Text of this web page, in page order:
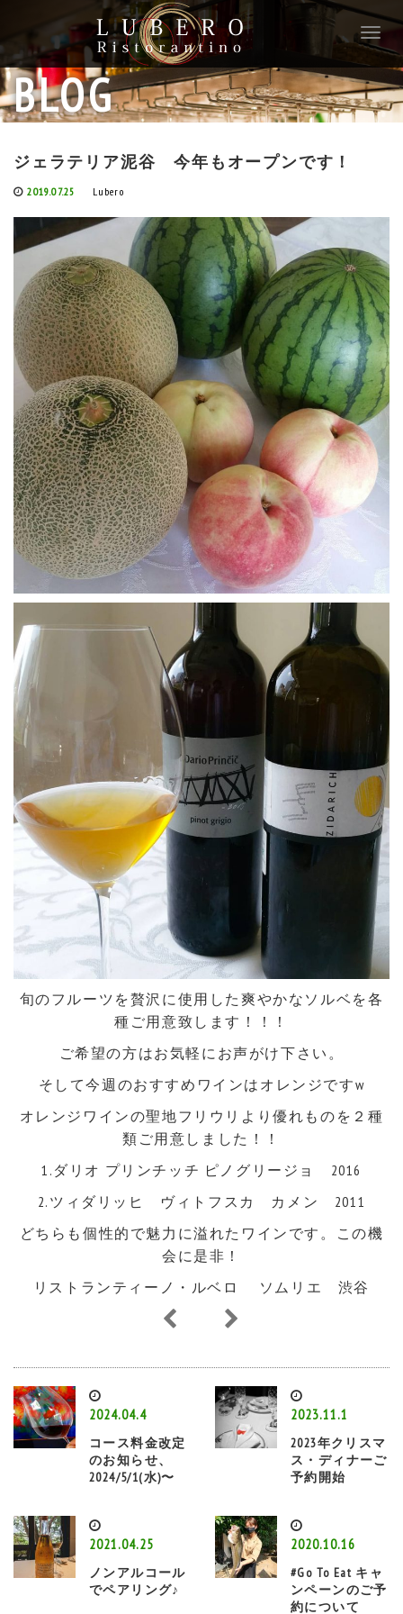
T
o
g
g
l
t
i
o
n
BLOG
ジェラテリア泥谷 今年もオープンです！
2019.07.25 Lubero
旬のフルーツを贅沢に使用した爽やかなソルベを各
種ご用意致します！！！
ご希望の方はお気軽にお声がけ下さい。
そして今週のおすすめワインはオレンジですw
オレンジワインの聖地フリウリより優れものを２種
類ご用意しました！！
1.ダリオ プリンチッチ ピノグリージョ 2016
2.ツィダリッヒ ヴィトフスカ カメン 2011
どちらも個性的で魅力に溢れたワインです。この機
会に是非！
リストランティーノ・ルベロ ソムリエ 渋谷
2024.04.4
コース料金改定
のお知らせ、
2024/5/1(水)〜
2023.11.1
2023年クリスマ
ス・ディナーご
予約開始
2021.04.25
ノンアルコール
でペアリング♪
2020.10.16
#Go To Eat キャ
ンペーンのご予
約について